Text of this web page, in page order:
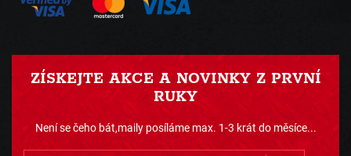
ZÍSKEJTE AKCE A NOVINKY Z PRVNÍ
RUKY
Není se čeho bát,maily posíláme max. 1-3 krát do měsíce...